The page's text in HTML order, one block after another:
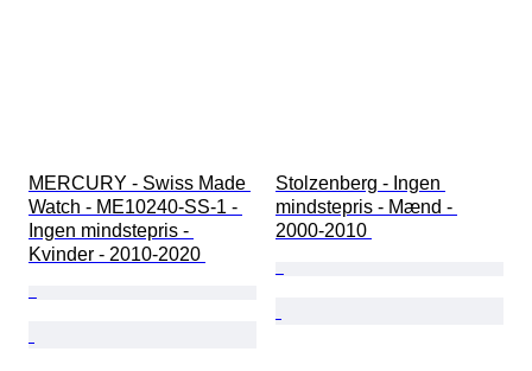
MERCURY - Swiss Made
Watch - ME10240-SS-1 -
Ingen mindstepris -
Kvinder - 2010-2020
Stolzenberg - Ingen
mindstepris - Mænd -
2000-2010